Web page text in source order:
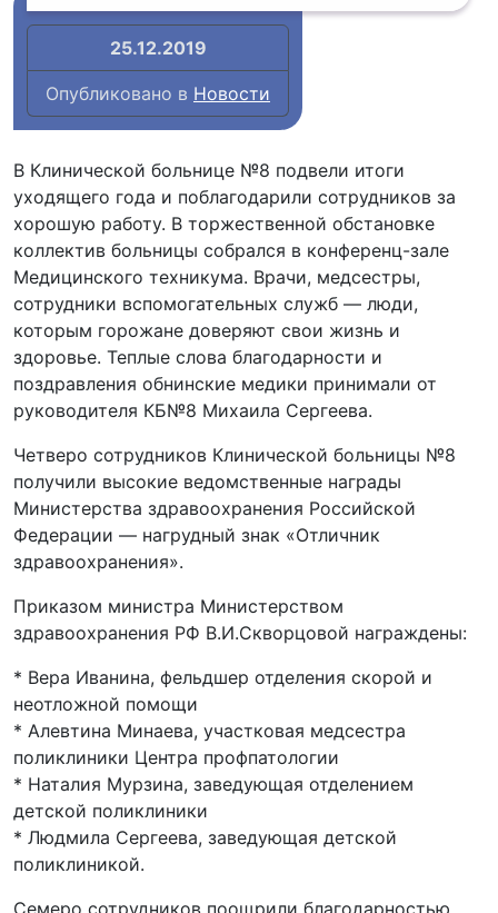
25.12.2019
Опубликовано в Новости
В Клинической больнице №8 подвели итоги
уходящего года и поблагодарили сотрудников за
хорошую работу. В торжественной обстановке
коллектив больницы собрался в конференц-зале
Медицинского техникума. Врачи, медсестры,
сотрудники вспомогательных служб — люди,
которым горожане доверяют свои жизнь и
здоровье. Теплые слова благодарности и
поздравления обнинские медики принимали от
руководителя КБ№8 Михаила Сергеева.
Четверо сотрудников Клинической больницы №8
получили высокие ведомственные награды
Министерства здравоохранения Российской
Федерации — нагрудный знак «Отличник
здравоохранения».
Приказом министра Министерством
здравоохранения РФ В.И.Скворцовой награждены:
* Вера Иванина, фельдшер отделения скорой и
неотложной помощи
* Алевтина Минаева, участковая медсестра
поликлиники Центра профпатологии
* Наталия Мурзина, заведующая отделением
детской поликлиники
* Людмила Сергеева, заведующая детской
поликлиникой.